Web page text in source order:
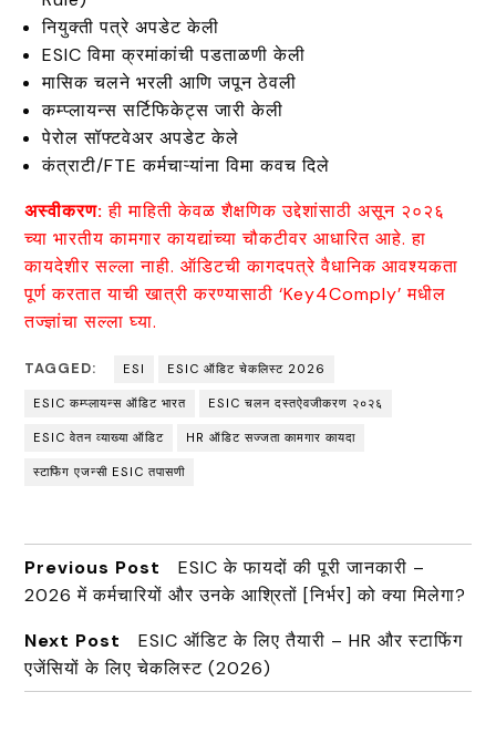
नियुक्ती पत्रे अपडेट केली
ESIC विमा क्रमांकांची पडताळणी केली
मासिक चलने भरली आणि जपून ठेवली
कम्प्लायन्स सर्टिफिकेट्स जारी केली
पेरोल सॉफ्टवेअर अपडेट केले
कंत्राटी/FTE कर्मचाऱ्यांना विमा कवच दिले
अस्वीकरण: ही माहिती केवळ शैक्षणिक उद्देशांसाठी असून २०२६
च्या भारतीय कामगार कायद्यांच्या चौकटीवर आधारित आहे. हा
कायदेशीर सल्ला नाही. ऑडिटची कागदपत्रे वैधानिक आवश्यकता
पूर्ण करतात याची खात्री करण्यासाठी ‘Key4Comply’ मधील
तज्ज्ञांचा सल्ला घ्या.
TAGGED: ESI ESIC ऑडिट चेकलिस्ट 2026
ESIC कम्प्लायन्स ऑडिट भारत ESIC चलन दस्तऐवजीकरण २०२६
ESIC वेतन व्याख्या ऑडिट HR ऑडिट सज्जता कामगार कायदा
स्टाफिंग एजन्सी ESIC तपासणी
Previous Post
ESIC के फायदों की पूरी जानकारी –
2026 में कर्मचारियों और उनके आश्रितों [निर्भर] को क्या मिलेगा?
Next Post
ESIC ऑडिट के लिए तैयारी – HR और स्टाफिंग
एजेंसियों के लिए चेकलिस्ट (2026)